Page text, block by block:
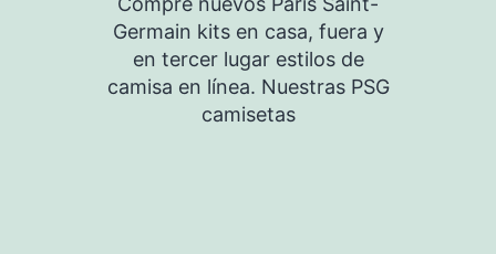
Germain kits en casa, fuera y
en tercer lugar estilos de
camisa en línea. Nuestras PSG
camisetas